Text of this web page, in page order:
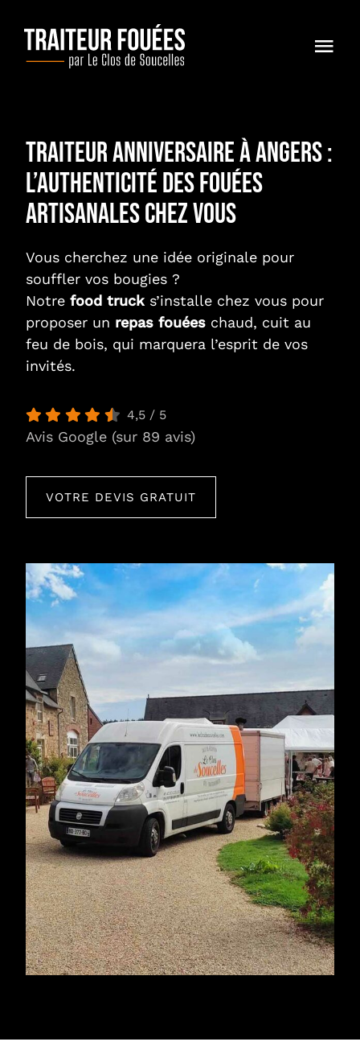
content
Votre Événement
Carte & Tarifs
Contact
Traiteur anniversaire à Angers :
l’authenticité des fouées
artisanales chez vous
Vous cherchez une idée originale pour
souffler vos bougies ?
Notre food trucks’installe chez vous pour
proposer un repas fouéeschaud, cuit au
feu de bois, qui marquera l’esprit de vos
invités.
4,5 / 5
Avis Google (sur 89 avis)
VOTRE DEVIS GRATUIT